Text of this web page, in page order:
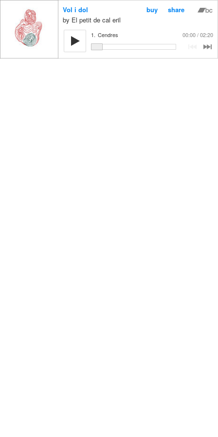
Vol i dol buy
share
El petit de cal eril
1. Cendres 00:00 02:20